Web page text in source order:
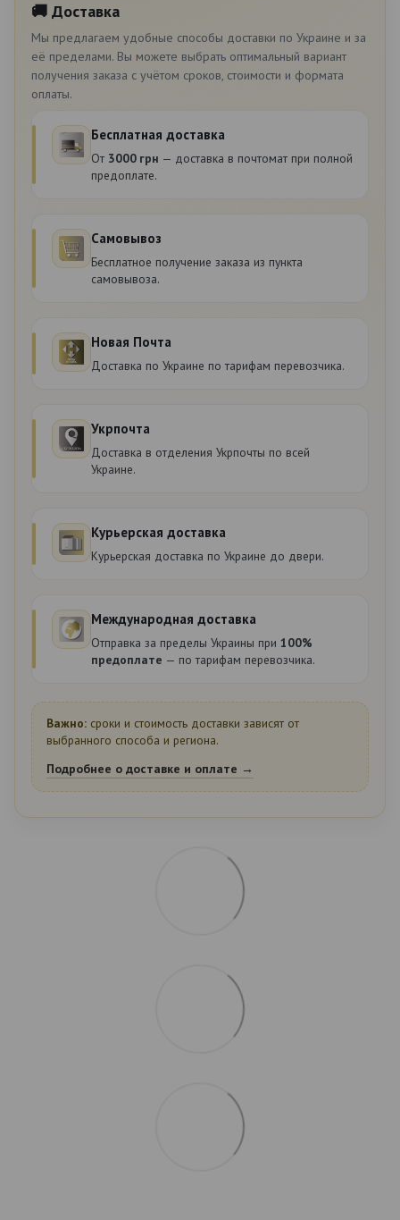
🚚 Доставка
Мы предлагаем удобные способы доставки по Украине и за
её пределами. Вы можете выбрать оптимальный вариант
получения заказа с учётом сроков, стоимости и формата
оплаты.
Бесплатная доставка
От 3000 грн — доставка в почтомат при полной
предоплате.
Самовывоз
Бесплатное получение заказа из пункта
самовывоза.
Новая Почта
Доставка по Украине по тарифам перевозчика.
Укрпочта
Доставка в отделения Укрпочты по всей
Украине.
Курьерская доставка
Курьерская доставка по Украине до двери.
Международная доставка
Отправка за пределы Украины при 100%
предоплате — по тарифам перевозчика.
Важно: сроки и стоимость доставки зависят от
выбранного способа и региона.
Подробнее о доставке и оплате →